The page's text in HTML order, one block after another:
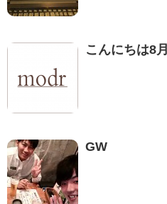
こんにちは8月
GW